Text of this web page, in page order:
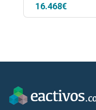
16.468€